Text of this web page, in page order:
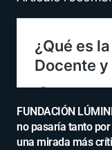
FUNDACIÓN
no pasaría tanto
una mirada más